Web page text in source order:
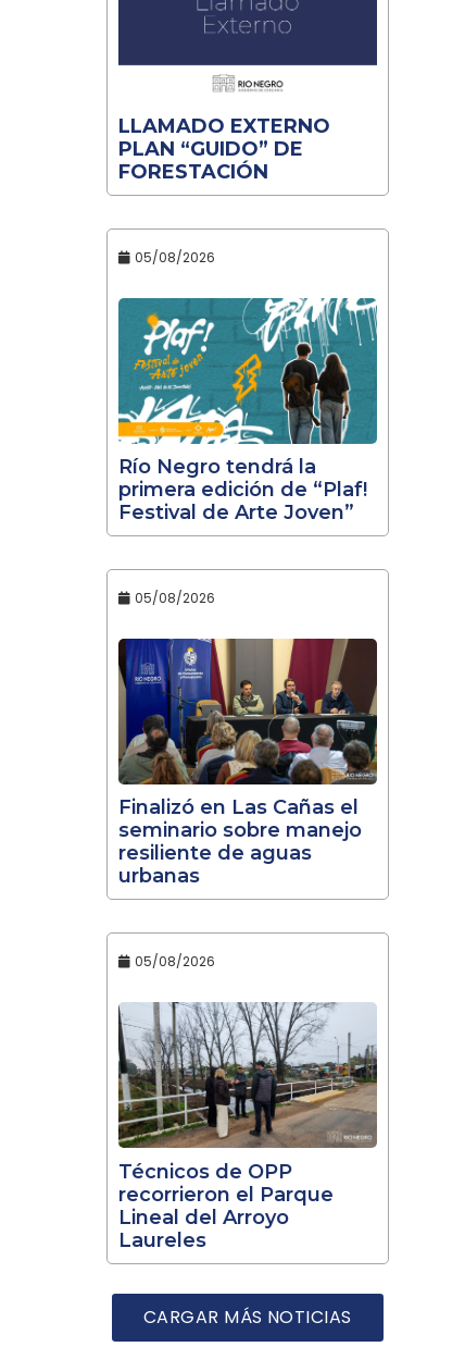
LLAMADO EXTERNO
PLAN “GUIDO” DE
FORESTACIÓN
05/08/2026
Río Negro tendrá la
primera edición de “Plaf!
Festival de Arte Joven”
05/08/2026
Finalizó en Las Cañas el
seminario sobre manejo
resiliente de aguas
urbanas
05/08/2026
Técnicos de OPP
recorrieron el Parque
Lineal del Arroyo
Laureles
CARGAR MÁS NOTICIAS